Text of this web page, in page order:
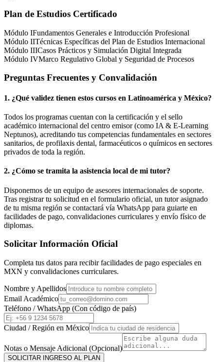
Plan de Estudios Certificado
Módulo IFundamentos Generales e Introducción Profesional
Módulo IITécnicas Específicas del Plan de Estudios Internacional
Módulo IIICasos Prácticos y Simulación Digital Integrada
Módulo IVMarco Regulativo Global y Seguridad de Procesos
Preguntas Frecuentes y Convalidación
1. ¿Qué validez tienen estos cursos en Latinoamérica y México?
Todos los programas cuentan con la certificación y el sello
académico internacional del centro emisor (como IA & E-Learning
Neptunos), acreditando tus competencias fundamentales en sectores
sanitarios, de profilaxis dental, farmacéuticos o químicos en sectores
privados de toda la región.
2. ¿Cómo se tramita la asistencia local de mi tutor?
Disponemos de un equipo de asesores internacionales de soporte.
Tras registrar tu solicitud en el formulario oficial, un tutor asignado
de tu misma región se contactará vía WhatsApp para guiarte en
facilidades de pago, convalidaciones curriculares y envío físico de
diplomas.
Solicitar Información Oficial
Completa tus datos para recibir facilidades de pago especiales en
MXN y convalidaciones curriculares.
Nombre y Apellidos
Email Académico
Teléfono / WhatsApp (Con código de país)
Ciudad / Región en México
Notas o Mensaje Adicional (Opcional)
SOLICITAR INGRESO AL PLAN